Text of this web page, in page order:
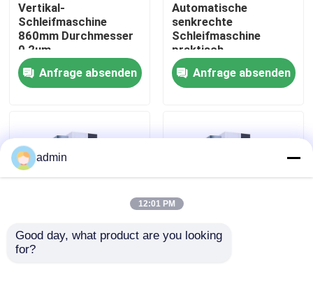
Werksbesichtigung
Qualitätskontrolle
Bitte um ein Angebot
CNC-Schleifmaschine
Rundschleifer Machine
Vertikal-
Schleifmaschine
860mm Durchmesser
0,2um
Oberflächenrauheit
Anfrage absenden
Automatische
senkrechte
Schleifmaschine
praktisch
korrosionsbeständig
Z860Anfrage absenden
7,5 kW CNC Vertikal-
admin
12:01 PM
Good day, what product are you looking
for?